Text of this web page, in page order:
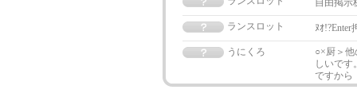
自由掲示
ランスロット ﾇｵ
うにくろ
○×厨＞
しいです
ですから